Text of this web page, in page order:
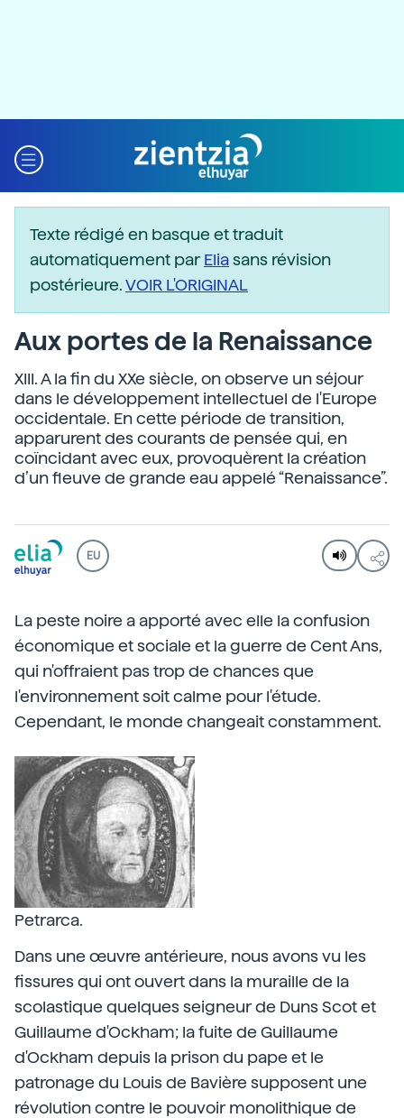
Texte rédigé en basque et traduit
automatiquement parEliasans révision
postérieure.VOIR L'ORIGINAL
Aux portes de la Renaissance
XIII. A la fin du XXe siècle, on observe un séjour
dans le développement intellectuel de l'Europe
occidentale. En cette période de transition,
apparurent des courants de pensée qui, en
coïncidant avec eux, provoquèrent la création
d’un fleuve de grande eau appelé “Renaissance”.
EU
La peste noire a apporté avec elle la confusion
économique et sociale et la guerre de Cent Ans,
qui n'offraient pas trop de chances que
l'environnement soit calme pour l'étude.
Cependant, le monde changeait constamment.
Petrarca.
Dans une œuvre antérieure, nous avons vu les
fissures qui ont ouvert dans la muraille de la
scolastique quelques seigneur de Duns Scot et
Guillaume d'Ockham; la fuite de Guillaume
d'Ockham depuis la prison du pape et le
patronage du Louis de Bavière supposent une
révolution contre le pouvoir monolithique de